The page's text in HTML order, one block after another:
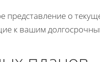
представление о
к вашим